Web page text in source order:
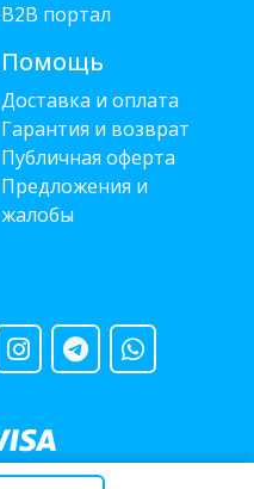
B2B портал
Помощь
Доставка и оплата
Гарантия и возврат
Публичная оферта
Предложения и
жалобы